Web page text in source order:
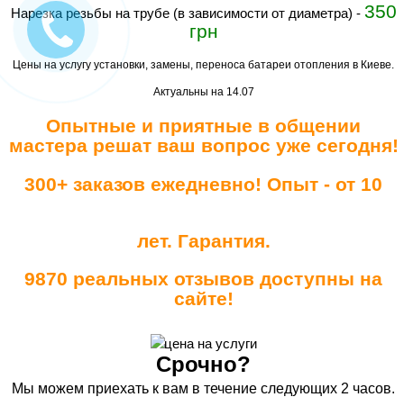
Нарезка резьбы на трубе (в зависимости от диаметра) - 350
грн
Цены на услугу установки, замены, переноса батареи отопления в Киеве.
Актуальны на 14.07
Опытные и приятные в общении
мастера решат ваш вопрос уже сегодня!
300+ заказов ежедневно! Опыт - от 10
лет. Гарантия.
9870 реальных отзывов доступны на
сайте!
Срочно?
Мы можем приехать к вам в течение следующих 2 часов.